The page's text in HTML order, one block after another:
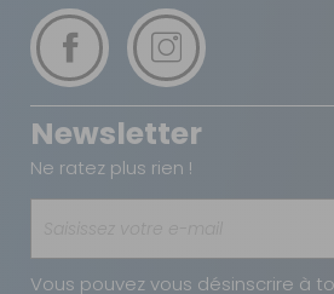
Newsletter
Ne ratez plus rien !
Vous pouvez vous désinscrire à